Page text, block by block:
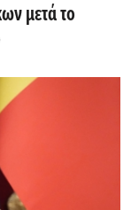
μετά το